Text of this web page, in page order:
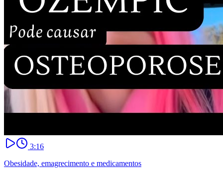
3:16
Obesidade, emagrecimento e medicamentos